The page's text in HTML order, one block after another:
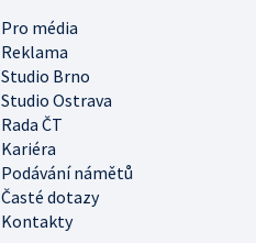
Pro média
Reklama
Studio Brno
Studio Ostrava
Rada ČT
Kariéra
Podávání námětů
Časté dotazy
Kontakty